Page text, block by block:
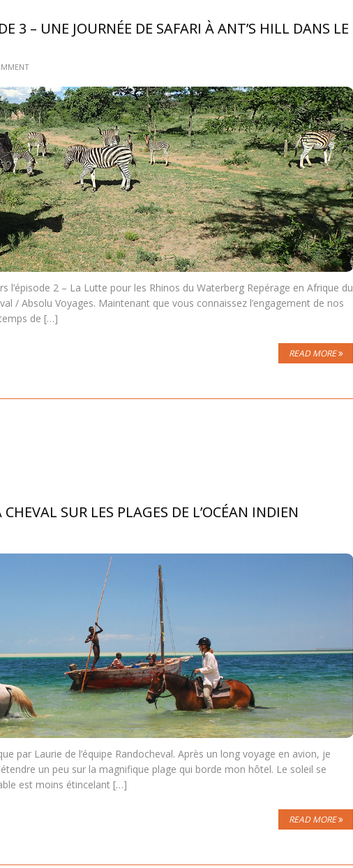
3 – UNE JOURNÉE DE SAFARI À ANT’S HILL DANS LE
l’épisode 2 – La Lutte pour les Rhinos du Waterberg Repérage en Afrique du
/ Absolu Voyages. Maintenant que vous connaissez l’engagement de nos
de […]
READ MORE
SUR LES PLAGES DE L’OCÉAN INDIEN
par Laurie de l’équipe Randocheval. Après un long voyage en avion, je
un peu sur la magnifique plage qui borde mon hôtel. Le soleil se
est moins étincelant […]
READ MORE